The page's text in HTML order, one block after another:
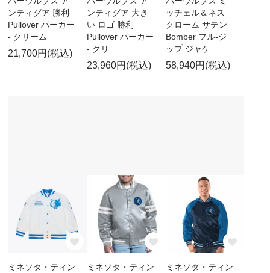
ンティグア 勝利
Pullover パーカー
- クリーム
21,700円(税込)
ンティグア 大き
い ロゴ 勝利
Pullover パーカー
- クリ
23,960円(税込)
ッチェル＆ネス
クローム サテン
Bomber フル-ジ
ップ ジャケ
58,940円(税込)
ミネソタ・ティン
ミネソタ・ティン
ミネソタ・ティン